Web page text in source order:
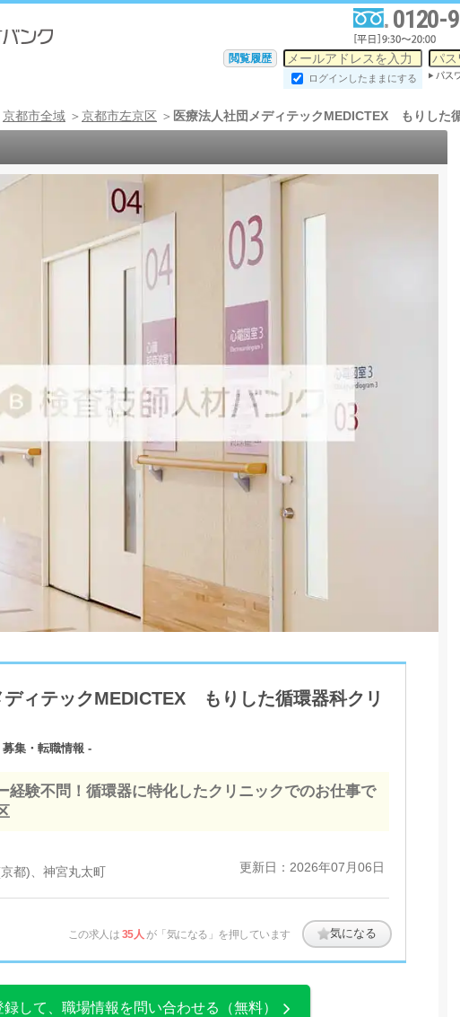
0120-
閲覧履歴
ログインしたままにする
京都市全域 京都市左京区 医療法人社団メディテックMEDICTEX もりした
ディテックMEDICTEX もりした循環器科クリ
集・転職情報 -
気になる
経験不問！循環器に特化したクリニックでのお仕事で
都)、神宮丸太町
更新日：2026年07月06日
この求人は 35人 が「気になる」を押しています
録して、職場情報を問い合わせる（無料）